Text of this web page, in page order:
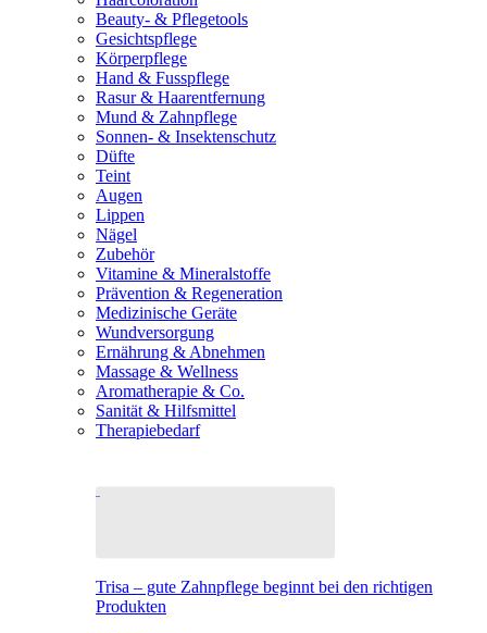
Beauty- & Pflegetools
Gesichtspflege
Körperpflege
Hand & Fusspflege
Rasur & Haarentfernung
Mund & Zahnpflege
Sonnen- & Insektenschutz
Düfte
Teint
Augen
Lippen
Nägel
Zubehör
Vitamine & Mineralstoffe
Prävention & Regeneration
Medizinische Geräte
Wundversorgung
Ernährung & Abnehmen
Massage & Wellness
Aromatherapie & Co.
Sanität & Hilfsmittel
Therapiebedarf
Trisa – gute Zahnpflege beginnt bei den richtigen
Produkten